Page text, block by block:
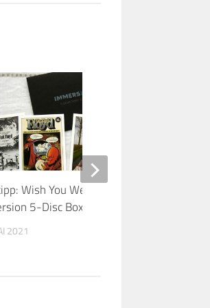
Wish You Were Here –
5-Disc Boxset
2021